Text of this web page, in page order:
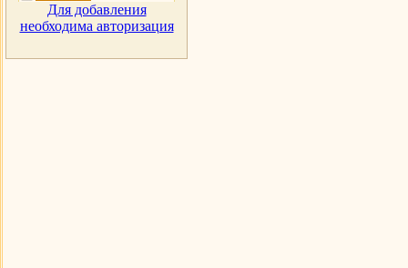
Для добавления
необходима авторизация